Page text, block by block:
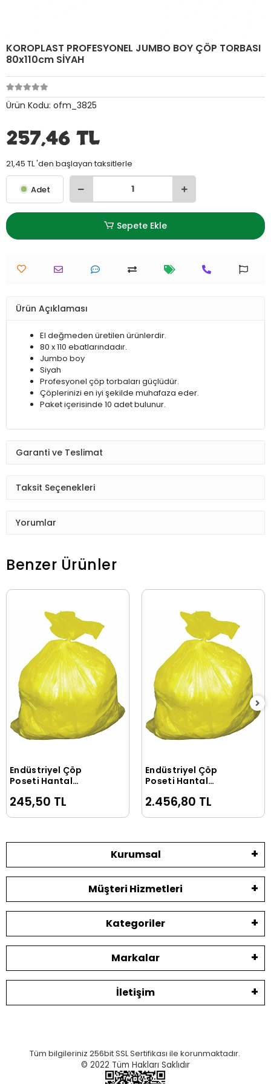
KOROPLAST PROFESYONEL JUMBO BOY ÇÖP TORBASI
80x110cm SİYAH
Ürün Kodu: ofm_3825
257,46 TL
21,45 TL 'den başlayan taksitlerle
Adet
Sepete Ekle
Ürün Açıklaması
El değmeden üretilen ürünlerdir.
80 x 110 ebatlarındadır.
Jumbo boy
Siyah
Profesyonel çöp torbaları güçlüdür.
Çöplerinizi en iyi şekilde muhafaza eder.
Paket içerisinde 10 adet bulunur.
Garanti ve Teslimat
Taksit Seçenekleri
Yorumlar
Benzer Ürünler
Sepete Ekle
Endüstriyel Çöp
Poşeti Hantal
10 Adet
245,50 TL
Sepete Ekle
Endüstriyel Çöp
Poşeti Hantal
120 Adet
2.456,80 TL
Kurumsal
Müşteri Hizmetleri
Kategoriler
Markalar
İletişim
Tüm bilgileriniz 256bit SSL Sertifikası ile korunmaktadır.
© 2022 Tüm Hakları Saklıdır